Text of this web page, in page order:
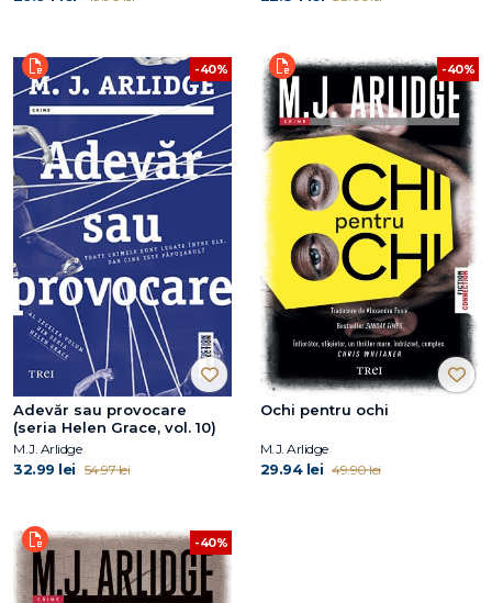
-40%
Adevăr sau provocare
(seria Helen Grace, vol. 10)
M.J. Arlidge
32.99 lei 54.97 lei
-40%
Ochi pentru ochi
M.J. Arlidge
29.94 lei 49.90 lei
-40%